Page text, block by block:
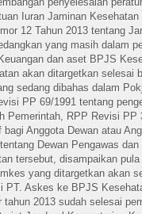
Iuran Jaminan
12 Tahun 2013 tentang
yang masih dalam
dan aset BPJS
akan ditargetkan selesai
sedang dibahas dalam
PP 69/1991 tentang
Pemerintah, RPP Revisi
Anggota Dewan atau
Dewan Pengawas
tersebut, disampaikan
yang ditargetkan akan
PT. Askes ke BPJS
2013 sudah selesai